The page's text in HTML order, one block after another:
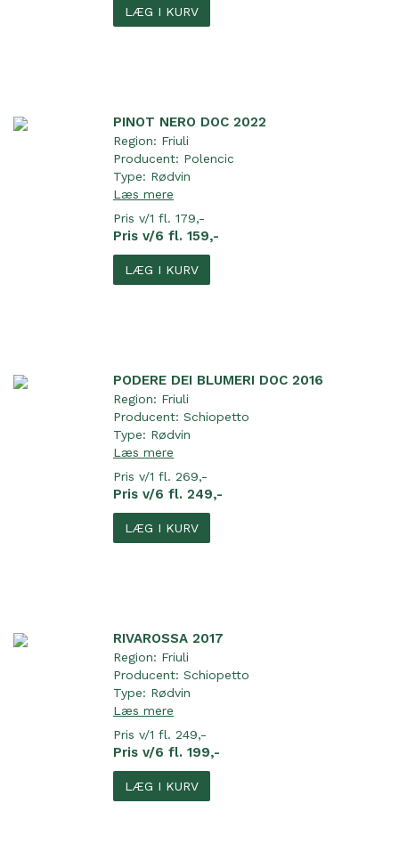
LÆG I KURV
PINOT NERO DOC 2022
Region: Friuli
Producent: Polencic
Type: Rødvin
Læs mere
Pris v/1 fl. 179,-
Pris v/6 fl. 159,-
LÆG I KURV
PODERE DEI BLUMERI DOC 2016
Region: Friuli
Producent: Schiopetto
Type: Rødvin
Læs mere
Pris v/1 fl. 269,-
Pris v/6 fl. 249,-
LÆG I KURV
RIVAROSSA 2017
Region: Friuli
Producent: Schiopetto
Type: Rødvin
Læs mere
Pris v/1 fl. 249,-
Pris v/6 fl. 199,-
LÆG I KURV